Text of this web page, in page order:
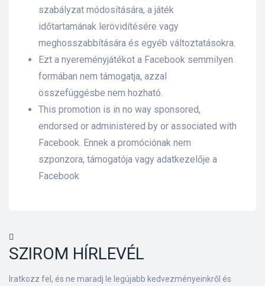
szabályzat módosítására, a játék
időtartamának lerövidítésére vagy
meghosszabbítására és egyéb változtatásokra.
Ezt a nyereményjátékot a Facebook semmilyen
formában nem támogatja, azzal
összefüggésbe nem hozható.
This promotion is in no way sponsored,
endorsed or administered by or associated with
Facebook. Ennek a promóciónak nem
szponzora, támogatója vagy adatkezelője a
Facebook
SZIROM HÍRLEVÉL
Iratkozz fel, és ne maradj le legújabb kedvezményeinkről és